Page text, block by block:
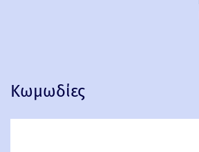
Κωμωδίες